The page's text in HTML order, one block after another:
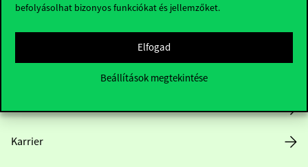
befolyásolhat bizonyos funkciókat és jellemzőket.
Elfogad
Beállítások megtekintése
Közérdekű adatok
Karrier